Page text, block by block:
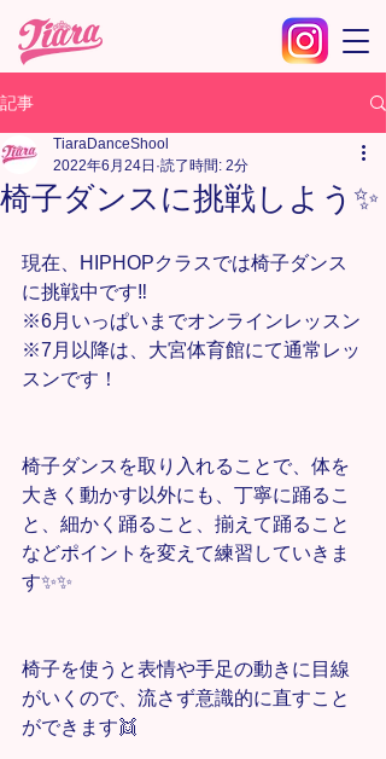
記事
椅子ダンスに挑戦しよう✨
TiaraDanceShool
2022年6月24日 読了時間: 2分
現在、HIPHOPクラスでは椅子ダンス
に挑戦中です‼️
※6月いっぱいまでオンラインレッスン
※7月以降は、大宮体育館にて通常レッ
スンです！
椅子ダンスを取り入れることで、体を
大きく動かす以外にも、丁寧に踊るこ
と、細かく踊ること、揃えて踊ること
などポイントを変えて練習していきま
す✨✨
椅子を使うと表情や手足の動きに目線
がいくので、流さず意識的に直すこと
ができます👯